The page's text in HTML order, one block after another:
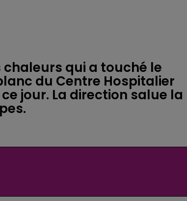
qui a touché le
du Centre Hospitalier
jour. La direction salue la